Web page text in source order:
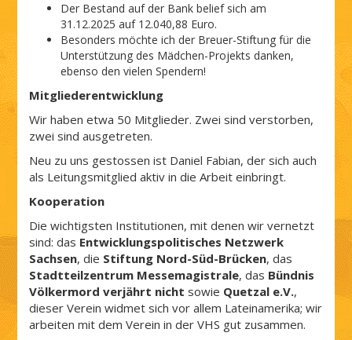
Der Bestand auf der Bank belief sich am
31.12.2025 auf 12.040,88 Euro.
Besonders möchte ich der Breuer-Stiftung für die
Unterstützung des Mädchen-Projekts danken,
ebenso den vielen Spendern!
Mitgliederentwicklung
Wir haben etwa 50 Mitglieder. Zwei sind verstorben,
zwei sind ausgetreten.
Neu zu uns gestossen ist Daniel Fabian, der sich auch
als Leitungsmitglied aktiv in die Arbeit einbringt.
Kooperation
Die wichtigsten Institutionen, mit denen wir vernetzt
sind: das Entwicklungspolitisches Netzwerk
Sachsen, die Stiftung Nord-Süd-Brücken, das
Stadtteilzentrum Messemagistrale, das Bündnis
Völkermord verjährt nicht sowie Quetzal e.V.,
dieser Verein widmet sich vor allem Lateinamerika; wir
arbeiten mit dem Verein in der VHS gut zusammen.